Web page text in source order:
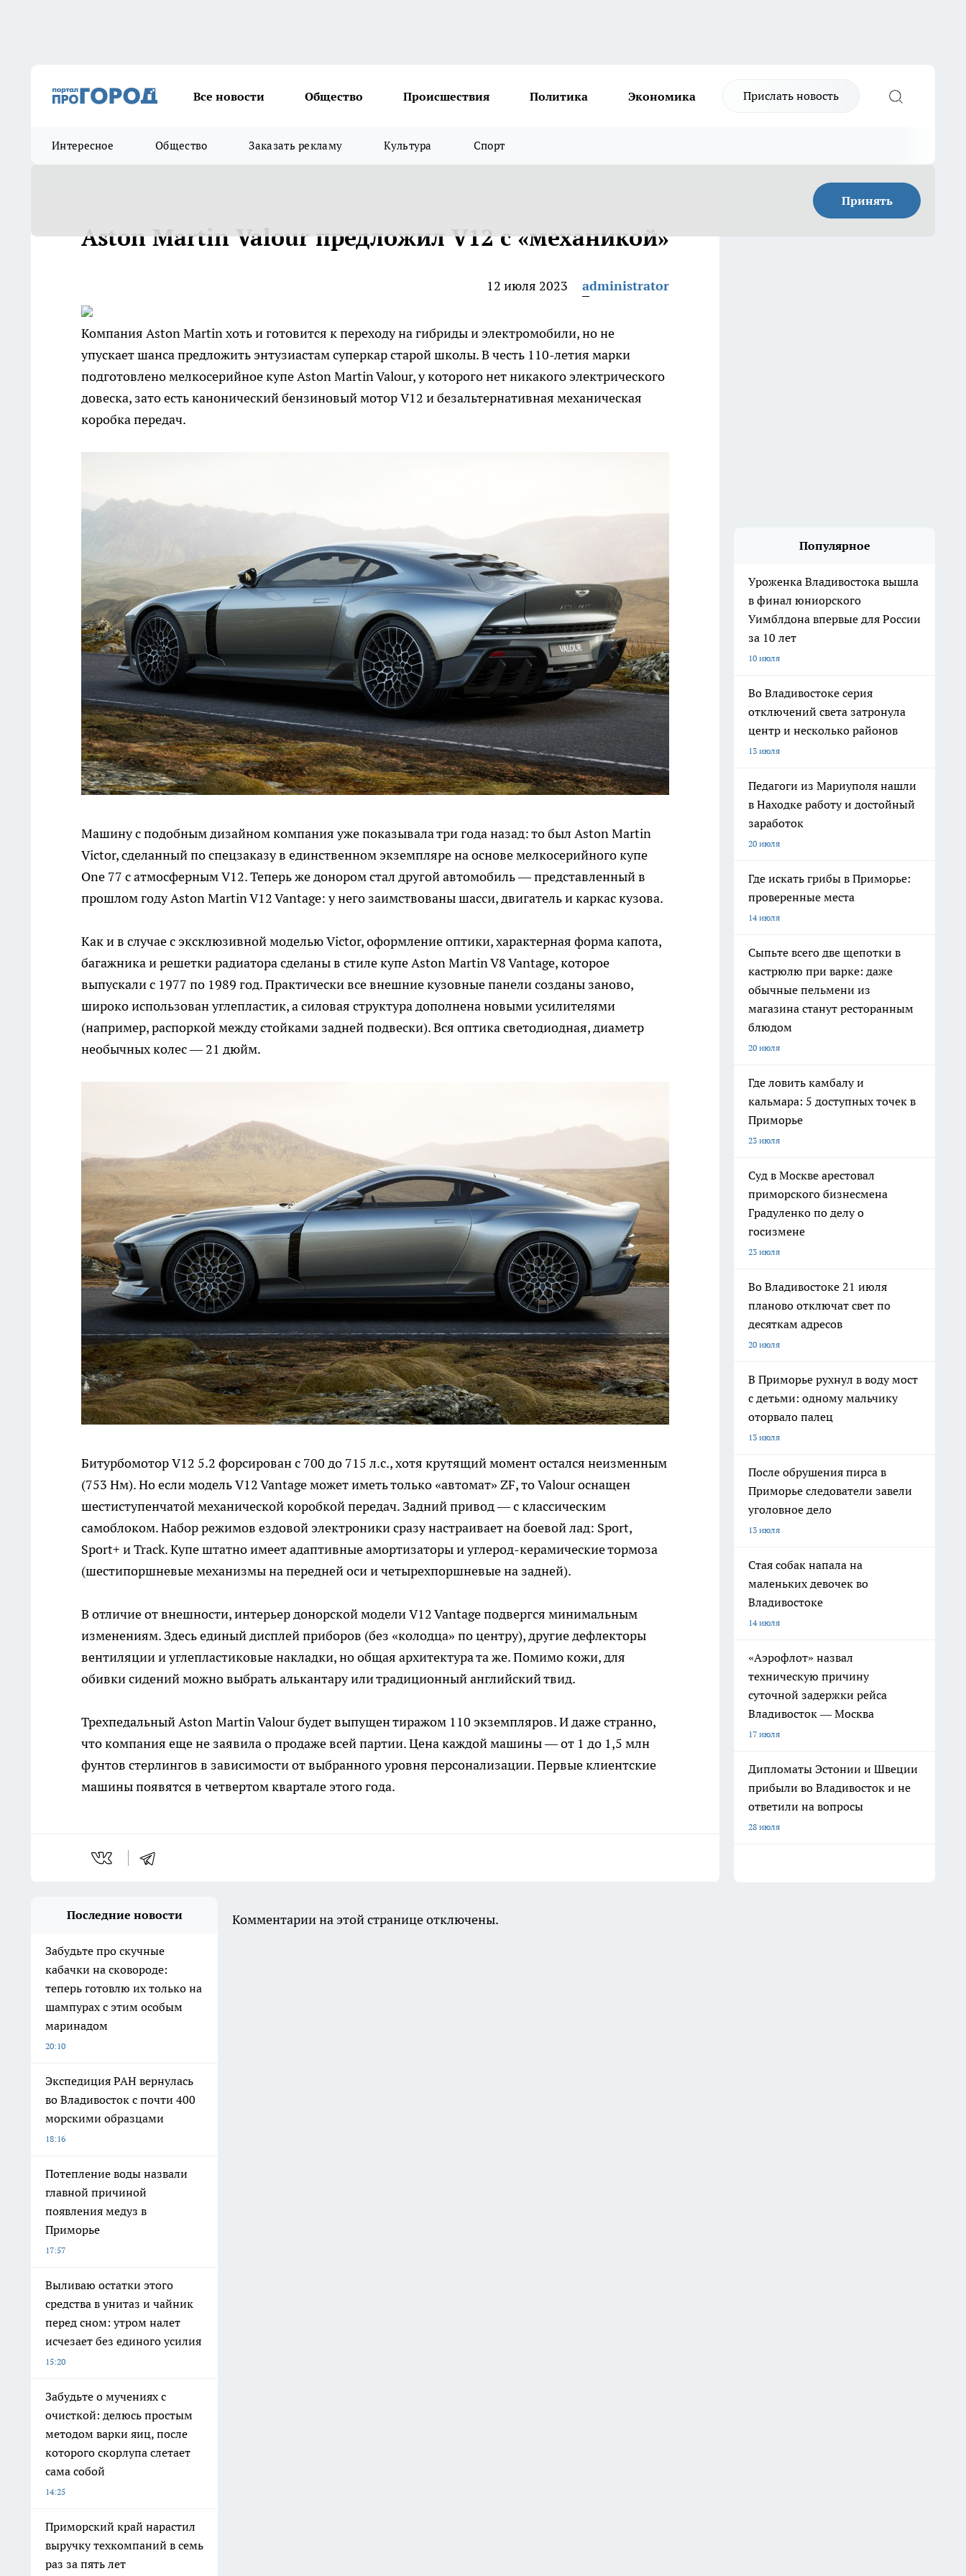
Все новости Общество Происшествия Политика Экономика Прислать новость
Интересное Общество Заказать рекламу Культура Спорт
Принять
Aston Martin Valour предложил V12 с «механикой»
12 июля 2023 administrator
Компания Aston Martin хоть и готовится к переходу на гибриды и электромобили, но не
упускает шанса предложить энтузиастам суперкар старой школы. В честь 110-летия марки
подготовлено мелкосерийное купе Aston Martin Valour, у которого нет никакого электрического
довеска, зато есть канонический бензиновый мотор V12 и безальтернативная механическая
коробка передач.
Машину с подобным дизайном компания уже показывала три года назад: то был Aston Martin
Victor, сделанный по спецзаказу в единственном экземпляре на основе мелкосерийного купе
One 77 с атмосферным V12. Теперь же донором стал другой автомобиль — представленный в
прошлом году Aston Martin V12 Vantage: у него заимствованы шасси, двигатель и каркас кузова.
Как и в случае с эксклюзивной моделью Victor, оформление оптики, характерная форма капота,
багажника и решетки радиатора сделаны в стиле купе Aston Martin V8 Vantage, которое
выпускали с 1977 по 1989 год. Практически все внешние кузовные панели созданы заново,
широко использован углепластик, а силовая структура дополнена новыми усилителями
(например, распоркой между стойками задней подвески). Вся оптика светодиодная, диаметр
необычных колес — 21 дюйм.
Битурбомотор V12 5.2 форсирован с 700 до 715 л.с., хотя крутящий момент остался неизменным
(753 Нм). Но если модель V12 Vantage может иметь только «автомат» ZF, то Valour оснащен
шестиступенчатой механической коробкой передач. Задний привод — с классическим
самоблоком. Набор режимов ездовой электроники сразу настраивает на боевой лад: Sport,
Sport+ и Track. Купе штатно имеет адаптивные амортизаторы и углерод-керамические тормоза
(шестипоршневые механизмы на передней оси и четырехпоршневые на задней).
В отличие от внешности, интерьер донорской модели V12 Vantage подвергся минимальным
изменениям. Здесь единый дисплей приборов (без «колодца» по центру), другие дефлекторы
вентиляции и углепластиковые накладки, но общая архитектура та же. Помимо кожи, для
обивки сидений можно выбрать алькантару или традиционный английский твид.
Трехпедальный Aston Martin Valour будет выпущен тиражом 110 экземпляров. И даже странно,
что компания еще не заявила о продаже всей партии. Цена каждой машины — от 1 до 1,5 млн
фунтов стерлингов в зависимости от выбранного уровня персонализации. Первые клиентские
машины появятся в четвертом квартале этого года.
Популярное
Уроженка Владивостока вышла
в финал юниорского
Уимблдона впервые для России
за 10 лет
10 июля
Во Владивостоке серия
отключений света затронула
центр и несколько районов
13 июля
Педагоги из Мариуполя нашли
в Находке работу и достойный
заработок
20 июля
Где искать грибы в Приморье:
проверенные места
14 июля
Сыпьте всего две щепотки в
кастрюлю при варке: даже
обычные пельмени из
магазина станут ресторанным
блюдом
20 июля
Где ловить камбалу и
кальмара: 5 доступных точек в
Приморье
23 июля
Суд в Москве арестовал
приморского бизнесмена
Градуленко по делу о
госизмене
23 июля
Во Владивостоке 21 июля
планово отключат свет по
десяткам адресов
20 июля
В Приморье рухнул в воду мост
с детьми: одному мальчику
оторвало палец
13 июля
После обрушения пирса в
Приморье следователи завели
уголовное дело
13 июля
Стая собак напала на
маленьких девочек во
Владивостоке
14 июля
«Аэрофлот» назвал
техническую причину
суточной задержки рейса
Владивосток — Москва
17 июля
Дипломаты Эстонии и Швеции
прибыли во Владивосток и не
ответили на вопросы
28 июля
Последние новости
Забудьте про скучные
кабачки на сковороде:
теперь готовлю их только на
шампурах с этим особым
маринадом
20:10
Экспедиция РАН вернулась
во Владивосток с почти 400
морскими образцами
18:16
Потепление воды назвали
главной причиной
появления медуз в
Приморье
17:57
Выливаю остатки этого
средства в унитаз и чайник
перед сном: утром налет
исчезает без единого усилия
15:20
Забудьте о мучениях с
очисткой: делюсь простым
методом варки яиц, после
которого скорлупа слетает
сама собой
14:25
Приморский край нарастил
выручку техкомпаний в семь
раз за пять лет
Комментарии на этой странице отключены.